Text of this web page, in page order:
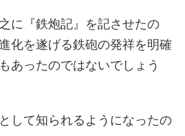
に『鉄炮記』を記させたの
化を遂げる鉄砲の発祥を明確
あったのではないでしょう
して知られるようになったの